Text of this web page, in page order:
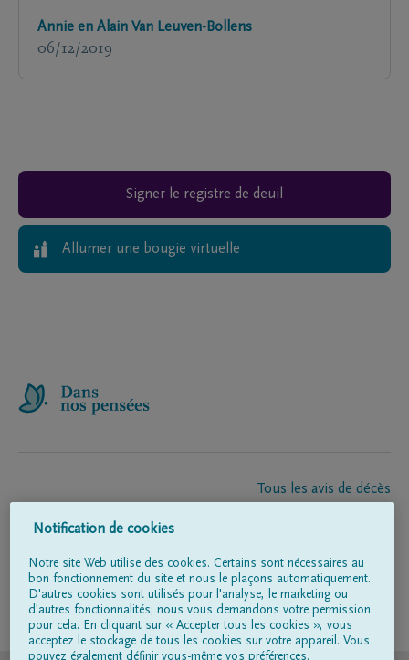
Annie en Alain Van Leuven-Bollens
06/12/2019
Signer le registre de deuil
Allumer une bougie virtuelle
Tous les avis de décès
Entrepreneur de pompes funèbres
Suivez-nous sur
Notification de cookies
Notre site Web utilise des cookies. Certains sont nécessaires au
bon fonctionnement du site et nous le plaçons automatiquement.
D'autres cookies sont utilisés pour l'analyse, le marketing ou
d'autres fonctionnalités; nous vous demandons votre permission
pour cela. En cliquant sur « Accepter tous les cookies », vous
acceptez le stockage de tous les cookies sur votre appareil. Vous
pouvez également définir vous-même vos préférences.